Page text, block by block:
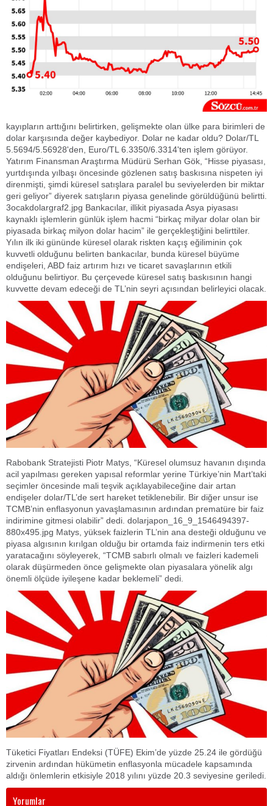
kayıpların arttığını belirtirken, gelişmekte olan ülke para birimleri de
dolar karşısında değer kaybediyor. Dolar ne kadar oldu? Dolar/TL
5.5694/5.56928'den, Euro/TL 6.3350/6.3314'ten işlem görüyor.
Yatırım Finansman Araştırma Müdürü Serhan Gök, “Hisse piyasası,
yurtdışında yılbaşı öncesinde gözlenen satış baskısına nispeten iyi
direnmişti, şimdi küresel satışlara paralel bu seviyelerden bir miktar
geri geliyor” diyerek satışların piyasa genelinde görüldüğünü belirtti.
3ocakdolargraf2.jpg Bankacılar, illikit piyasada Asya piyasası
kaynaklı işlemlerin günlük işlem hacmi “birkaç milyar dolar olan bir
piyasada birkaç milyon dolar hacim” ile gerçekleştiğini belirttiler.
Yılın ilk iki gününde küresel olarak riskten kaçış eğiliminin çok
kuvvetli olduğunu belirten bankacılar, bunda küresel büyüme
endişeleri, ABD faiz artırım hızı ve ticaret savaşlarının etkili
olduğunu belirtiyor. Bu çerçevede küresel satış baskısının hangi
kuvvette devam edeceği de TL’nin seyri açısından belirleyici olacak.
Rabobank Stratejisti Piotr Matys, “Küresel olumsuz havanın dışında
acil yapılması gereken yapısal reformlar yerine Türkiye’nin Mart’taki
seçimler öncesinde mali teşvik açıklayabileceğine dair artan
endişeler dolar/TL’de sert hareket tetiklenebilir. Bir diğer unsur ise
TCMB’nin enflasyonun yavaşlamasının ardından prematüre bir faiz
indirimine gitmesi olabilir” dedi. dolarjapon_16_9_1546494397-
880x495.jpg Matys, yüksek faizlerin TL’nin ana desteği olduğunu ve
piyasa algısının kırılgan olduğu bir ortamda faiz indirmenin ters etki
yaratacağını söyleyerek, “TCMB sabırlı olmalı ve faizleri kademeli
olarak düşürmeden önce gelişmekte olan piyasalara yönelik algı
önemli ölçüde iyileşene kadar beklemeli” dedi.
Tüketici Fiyatları Endeksi (TÜFE) Ekim’de yüzde 25.24 ile gördüğü
zirvenin ardından hükümetin enflasyonla mücadele kapsamında
aldığı önlemlerin etkisiyle 2018 yılını yüzde 20.3 seviyesine geriledi.
Yorumlar